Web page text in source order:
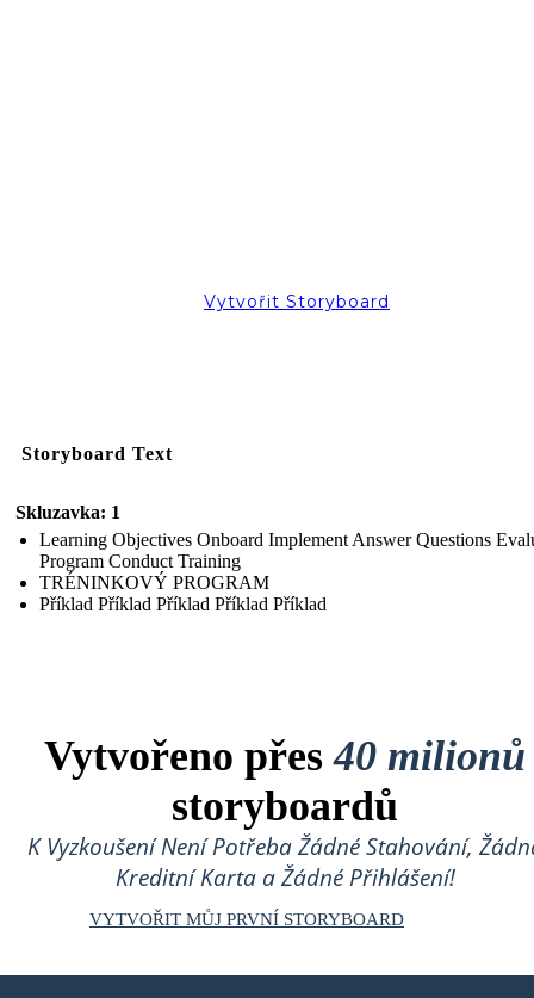
Vytvořit Storyboard
Storyboard Text
Skluzavka: 1
Learning Objectives Onboard Implement Answer Questions
Program Conduct Training
TRÉNINKOVÝ PROGRAM
Příklad Příklad Příklad Příklad Příklad
Vytvořeno přes40 milionů
storyboardů
K Vyzkoušení Není Potřeba Žádné Stahování,
Kreditní Karta a Žádné Přihlášení!
VYTVOŘIT MŮJ PRVNÍ STORYBOARD